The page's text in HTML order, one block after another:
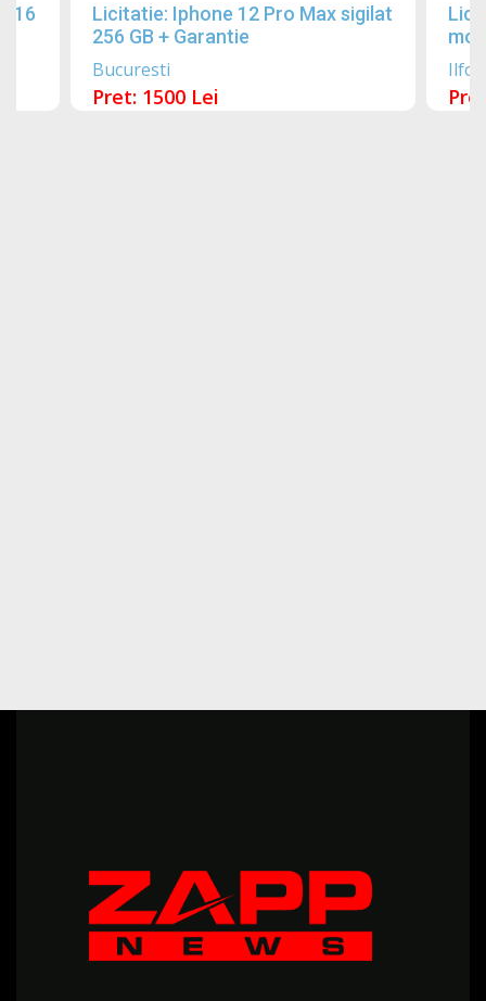
Licitatie: Iphone 12 Pro Max sigilat
256 GB + Garantie
Bucuresti
Pret: 1500 Lei
Ilfov